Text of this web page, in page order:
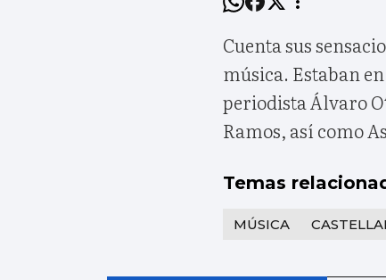
Cuenta sus
música. Estaban
periodista Álvaro
Ramos, así como
Temas
MÚSICA